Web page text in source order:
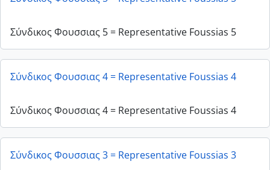
Σύνδικος Φουσσιας 5 = Representative Foussias 5
Σύνδικος Φουσσιας 4 = Representative Foussias 4
Σύνδικος Φουσσιας 4 = Representative Foussias 4
Σύνδικος Φουσσιας 3 = Representative Foussias 3